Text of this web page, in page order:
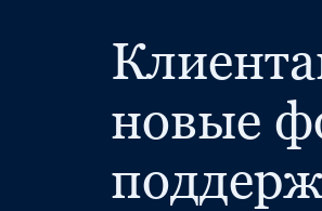
новые